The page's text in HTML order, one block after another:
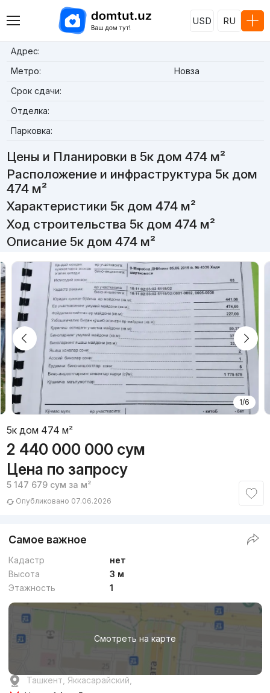
USD RU
Адрес:
Метро:
Новза
Срок сдачи:
Отделка:
Парковка:
Цены и Планировки в 5к дом 474 м²
Расположение и инфраструктура 5к дом
474 м²
Характеристики 5к дом 474 м²
Ход строительства 5к дом 474 м²
Описание 5к дом 474 м²
1/6
5к дом 474 м²
2 440 000 000 сум
Цена по запросу
5 147 679 сум за м²
Опубликовано 07.06.2026
Самое важное
Кадастр
нет
Высота
3 м
Этажность
1
Смотреть на карте
Ташкент, Яккасарайский,